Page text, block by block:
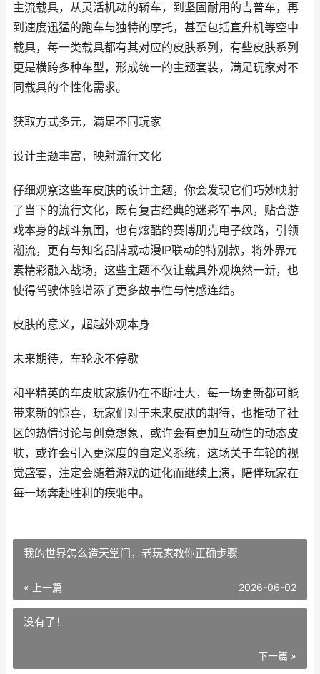
主流载具，从灵活机动的轿车，到坚固耐用的吉普车，再
到速度迅猛的跑车与独特的摩托，甚至包括直升机等空中
载具，每一类载具都有其对应的皮肤系列，有些皮肤系列
更是横跨多种车型，形成统一的主题套装，满足玩家对不
同载具的个性化需求。
获取方式多元，满足不同玩家
设计主题丰富，映射流行文化
仔细观察这些车皮肤的设计主题，你会发现它们巧妙映射
了当下的流行文化，既有复古经典的迷彩军事风，贴合游
戏本身的战斗氛围，也有炫酷的赛博朋克电子纹路，引领
潮流，更有与知名品牌或动漫IP联动的特别款，将外界元
素精彩融入战场，这些主题不仅让载具外观焕然一新，也
使得驾驶体验增添了更多故事性与情感连结。
皮肤的意义，超越外观本身
未来期待，车轮永不停歇
和平精英的车皮肤家族仍在不断壮大，每一场更新都可能
带来新的惊喜，玩家们对于未来皮肤的期待，也推动了社
区的热情讨论与创意想象，或许会有更加互动性的动态皮
肤，或许会引入更深度的自定义系统，这场关于车轮的视
觉盛宴，注定会随着游戏的进化而继续上演，陪伴玩家在
每一场奔赴胜利的疾驰中。
我的世界怎么造天堂门，老玩家教你正确步骤
« 上一篇 2026-06-02
没有了！
下一篇 »